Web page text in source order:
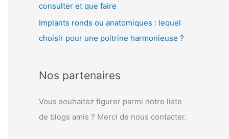
consulter et que faire
Implants ronds ou anatomiques : lequel
choisir pour une poitrine harmonieuse ?
Nos partenaires
Vous souhaitez figurer parmi notre liste
de blogs amis ? Merci de nous contacter.